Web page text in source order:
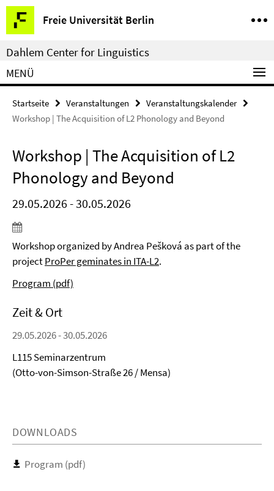
Springe
direkt
zu
Inhalt
Freie Universität Berlin
Service-
Navigation
Dahlem Center for Linguistics
MENÜ
Startseite Veranstaltungen
Veranstaltungskalender
Workshop | The Acquisition of L2 Phonology and Beyond
Workshop | The Acquisition of L2
Phonology and Beyond
29.05.2026 - 30.05.2026
Workshop organized by Andrea Pešková as part of the
projectProPer geminates in ITA-L2.
Program (pdf)
Zeit & Ort
29.05.2026 - 30.05.2026
L115 Seminarzentrum
(Otto-von-Simson-Straße 26 / Mensa)
DOWNLOADS
Program (pdf)